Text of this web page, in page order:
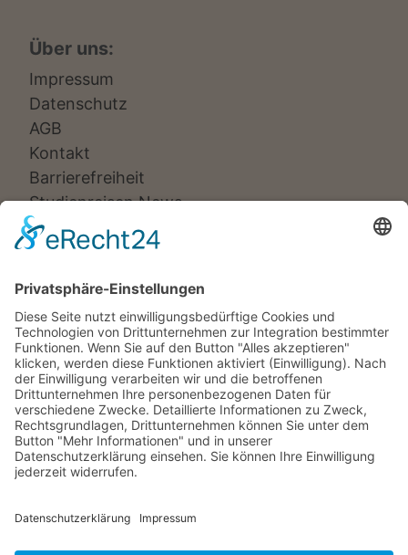
Über uns:
Impressum
Datenschutz
AGB
Kontakt
Barrierefreiheit
Studienreisen News
Veranstalter:
Ameropa Reisen
Bavaria Fernreisen
Berge & Meer
Gebeco
Hauser exkursionen
Meiers Weltreisen
Nicko Cruises
SKR
Studiosus